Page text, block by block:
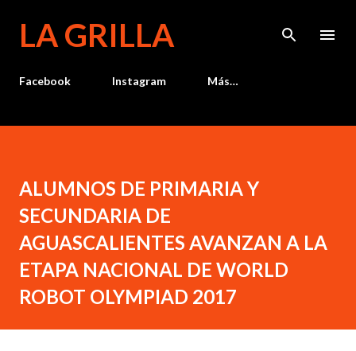
LA GRILLA
Facebook Instagram Más…
ALUMNOS DE PRIMARIA Y
SECUNDARIA DE
AGUASCALIENTES AVANZAN A LA
ETAPA NACIONAL DE WORLD
ROBOT OLYMPIAD 2017